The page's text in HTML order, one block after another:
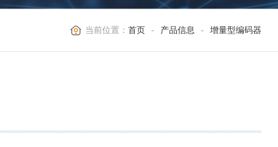
当前位置：首页 - 产品信息 - 增量型编码器